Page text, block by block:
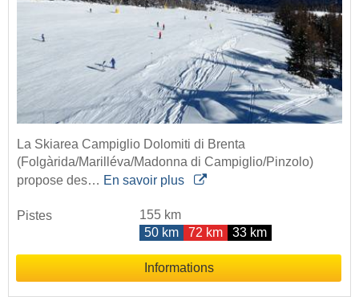
La Skiarea Campiglio Dolomiti di Brenta
(Folgàrida/Marilléva/Madonna di Campiglio/Pinzolo)
propose des… En savoir plus
Pistes
155 km
50 km
72 km 33 km
Informations